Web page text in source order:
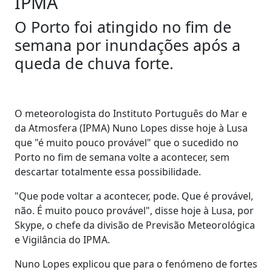
O Porto foi atingido no fim de
semana por inundações após a
queda de chuva forte.
O meteorologista do Instituto Português do Mar e
da Atmosfera (IPMA) Nuno Lopes disse hoje à Lusa
que "é muito pouco provável" que o sucedido no
Porto no fim de semana volte a acontecer, sem
descartar totalmente essa possibilidade.
"Que pode voltar a acontecer, pode. Que é provável,
não. É muito pouco provável", disse hoje à Lusa, por
Skype, o chefe da divisão de Previsão Meteorológica
e Vigilância do IPMA.
Nuno Lopes explicou que para o fenómeno de fortes